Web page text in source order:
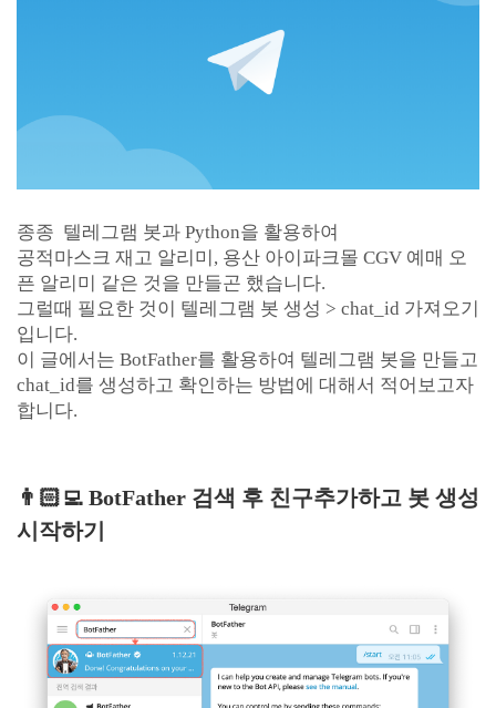
종종 텔레그램 봇과 Python을 활용하여
공적마스크 재고 알리미, 용산 아이파크몰 CGV 예매 오
픈 알리미 같은 것을 만들곤 했습니다.
그럴때 필요한 것이 텔레그램 봇 생성 > chat_id 가져오기
입니다.
이 글에서는 BotFather를 활용하여 텔레그램 봇을 만들고
chat_id를 생성하고 확인하는 방법에 대해서 적어보고자
합니다.
👨🏻‍💻 BotFather 검색 후 친구추가하고 봇 생성
시작하기